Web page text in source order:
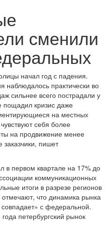
сменили
начал год с падения.
практически во
сильнее всего пострадали у
кризис даже
на местных
себя более
на продвижение менее
пишет
в первом квартале на 17% до
коммуникационных
итоги в разрезе регионов
что динамика рынка
с федеральной.
петербургский рынок